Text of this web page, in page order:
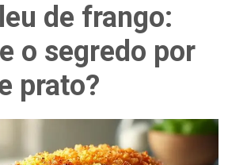
de frango:
o segredo por
prato?